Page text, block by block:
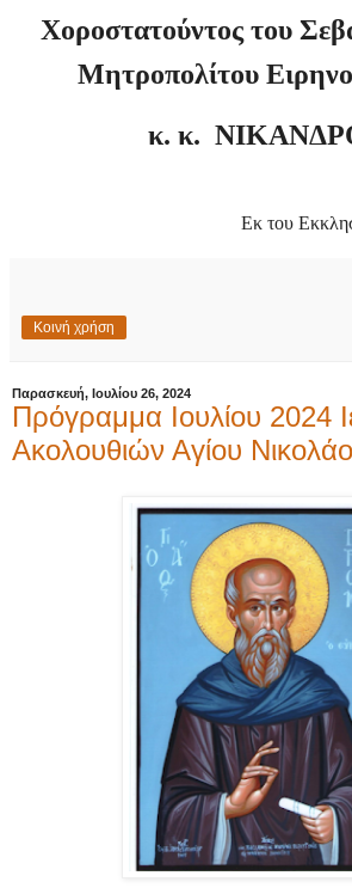
Χοροστατούντος του
Μητροπολίτου
κ. κ.
Εκ του
Κοινή χρήση
Παρασκευή, Ιουλίου 26, 2024
Πρόγραμμα Ιουλίου 2024
Ακολουθιών Αγίου